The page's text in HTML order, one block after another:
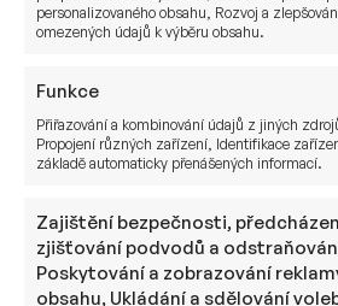
personalizovaného obsahu, Rozvoj a
omezených údajů k výběru obsahu.
Funkce
Přiřazování a kombinování údajů z jiných
Propojení různých zařízení, Identifikace
základě automaticky přenášených informací.
Zajištění bezpečnosti,
zjišťování podvodů a
Poskytování a zobrazování
obsahu, Ukládání a sdělování
Kompletní analýzu na toto
přístup požádejte nás o něj.
Pokud jste ve fázi, kdy
Private Equity čivyužití
Dominik Krampla, analytik
partneři